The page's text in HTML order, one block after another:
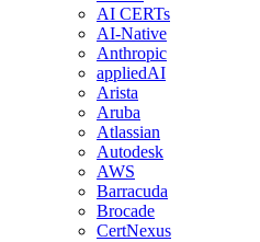
AI CERTs
AI-Native
Anthropic
appliedAI
Arista
Aruba
Atlassian
Autodesk
AWS
Barracuda
Brocade
CertNexus